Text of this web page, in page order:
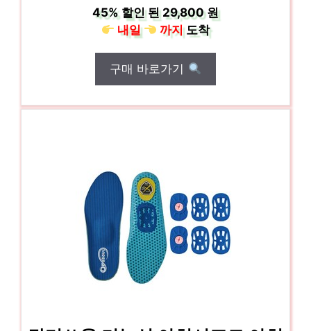
45%할인 된29,800 원
내일
까지도착
구매 바로가기